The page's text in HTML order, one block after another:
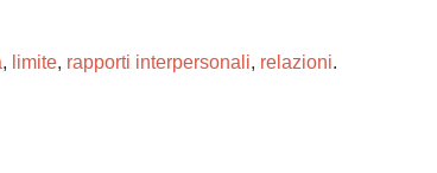
, limite, rapporti interpersonali, relazioni.